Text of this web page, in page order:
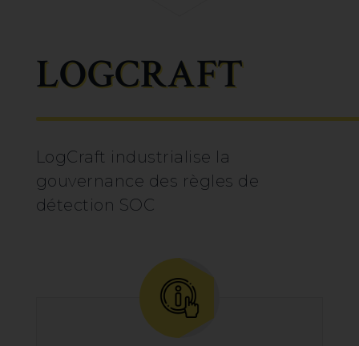
LOGCRAFT
LogCraft industrialise la
gouvernance des règles de
détection SOC